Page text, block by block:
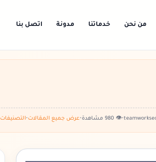
من نحن خدماتنا مدونة اتصل بنا
•👁️ 980 مشاهدة •عرض جميع المقالات•التصنيفات